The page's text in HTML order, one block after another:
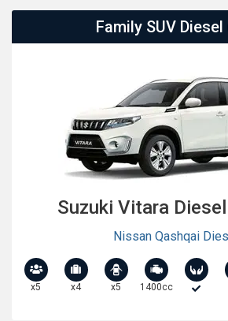
Family SUV
Suzuki Vitara Diesel
Nissan Qashqai
x5 x4 x5 1400cc